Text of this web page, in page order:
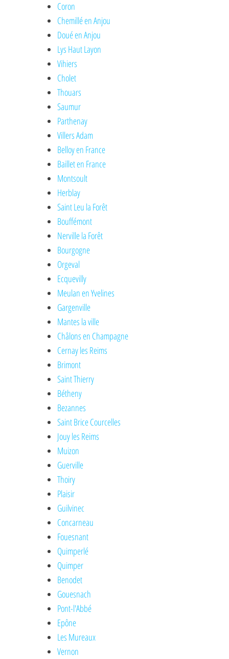
Coron
Chemillé en Anjou
Doué en Anjou
Lys Haut Layon
Vihiers
Cholet
Thouars
Saumur
Parthenay
Villers Adam
Belloy en France
Baillet en France
Montsoult
Herblay
Saint Leu la Forêt
Bouffémont
Nerville la Forêt
Bourgogne
Orgeval
Ecquevilly
Meulan en Yvelines
Gargenville
Mantes la ville
Châlons en Champagne
Cernay les Reims
Brimont
Saint Thierry
Bétheny
Bezannes
Saint Brice Courcelles
Jouy les Reims
Muizon
Guerville
Thoiry
Plaisir
Guilvinec
Concarneau
Fouesnant
Quimperlé
Quimper
Benodet
Gouesnach
Pont-l'Abbé
Epône
Les Mureaux
Vernon